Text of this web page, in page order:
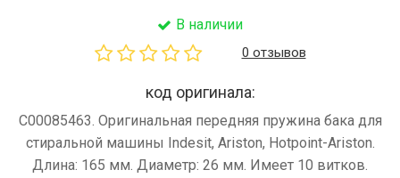
В наличии
0 отзывов
код оригинала:
C00085463. Оригинальная передняя пружина бака для
стиральной машины Indesit, Ariston, Hotpoint-Ariston.
Длина: 165 мм. Диаметр: 26 мм. Имеет 10 витков.